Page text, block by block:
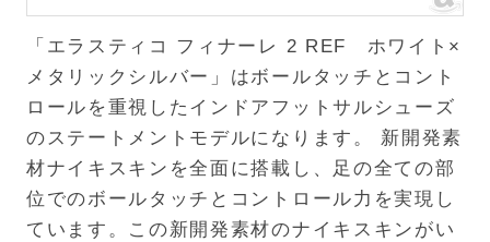
「エラスティコ フィナーレ 2 REF ホワイト×
メタリックシルバー」はボールタッチとコント
ロールを重視したインドアフットサルシューズ
のステートメントモデルになります。 新開発素
材ナイキスキンを全面に搭載し、足の全ての部
位でのボールタッチとコントロール力を実現し
ています。この新開発素材のナイキスキンがい